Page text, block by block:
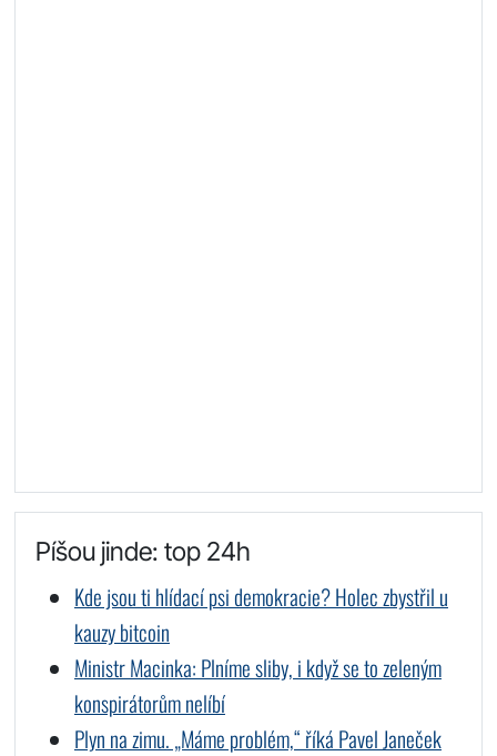
Píšou jinde: top 24h
Kde jsou ti hlídací psi demokracie? Holec zbystřil u
kauzy bitcoin
Ministr Macinka: Plníme sliby, i když se to zeleným
konspirátorům nelíbí
Plyn na zimu. „Máme problém,“ říká Pavel Janeček